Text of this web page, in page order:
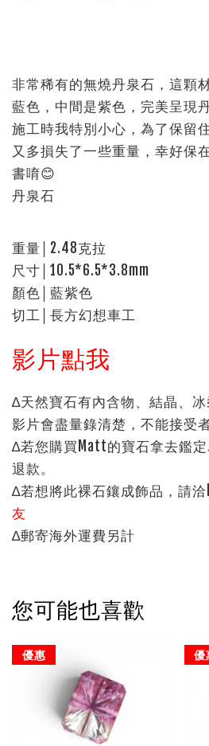
非常稀有的無燒丹泉石，這顆
藍色，中間是紫色，完美呈現
施工時我特別小心，為了保留
又多損失了一些重量，幸好保
書唷😊
丹泉石
重量│2.48克拉
尺寸│10.5*6.5*3.8mm
顏色│藍紫色
切工│長方幻想車工
影片點我
∆天然寶石有內含物、結晶、冰
影片會盡量錄清楚，不能接受
∆若您購買Matt的寶石拿去鑑
退款。
∆若想將此裸石鑲成飾品，請洽
友
∆郵寄海外運費另計
您可能也喜歡
優惠 優